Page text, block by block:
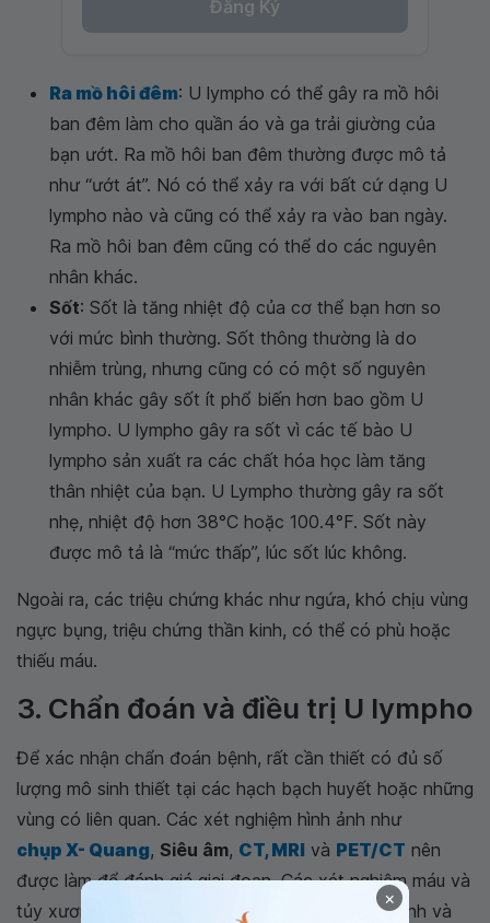
Đăng Ký
Ra mồ hôi đêm: U lympho có thể gây ra mồ hôi
ban đêm làm cho quần áo và ga trải giường của
bạn ướt. Ra mồ hôi ban đêm thường được mô tả
như “ướt át”. Nó có thể xảy ra với bất cứ dạng U
lympho nào và cũng có thể xảy ra vào ban ngày.
Ra mồ hôi ban đêm cũng có thể do các nguyên
nhân khác.
Sốt: Sốt là tăng nhiệt độ của cơ thể bạn hơn so
với mức bình thường. Sốt thông thường là do
nhiễm trùng, nhưng cũng có có một số nguyên
nhân khác gây sốt ít phổ biến hơn bao gồm U
lympho. U lympho gây ra sốt vì các tế bào U
lympho sản xuất ra các chất hóa học làm tăng
thân nhiệt của bạn. U Lympho thường gây ra sốt
nhẹ, nhiệt độ hơn 38°C hoặc 100.4°F. Sốt này
được mô tả là “mức thấp”, lúc sốt lúc không.
Ngoài ra, các triệu chứng khác như ngứa, khó chịu vùng
ngực bụng, triệu chứng thần kinh, có thể có phù hoặc
thiếu máu.
3. Chẩn đoán và điều trị U lympho
Để xác nhận chẩn đoán bệnh, rất cần thiết có đủ số
lượng mô sinh thiết tại các hạch bạch huyết hoặc những
vùng có liên quan. Các xét nghiệm hình ảnh như
chụp X- Quang, Siêu âm, CT, MRI và PET/CT nên
được làm để đánh giá giai đoạn. Các xét nghiệm máu và
tủy xương cũng rất cần. Chuyên gia giải phẫu bệnh và
×